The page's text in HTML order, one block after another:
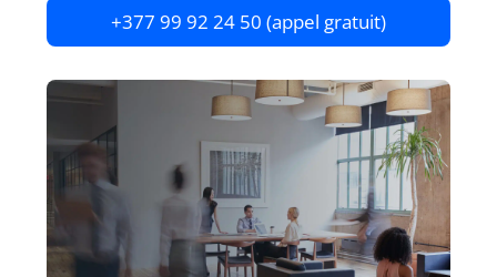
+377 99 92 24 50 (appel gratuit)